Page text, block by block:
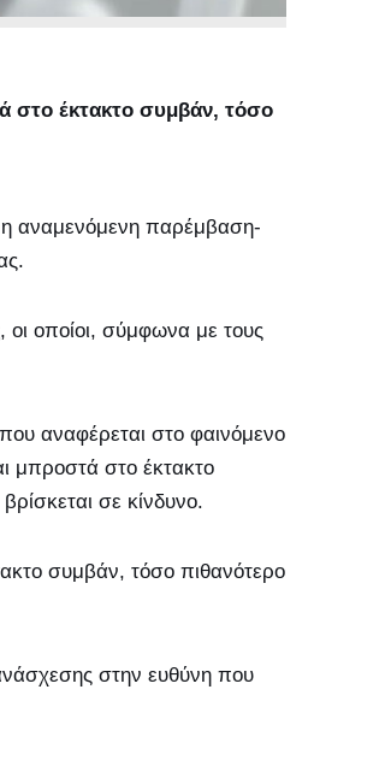
στο έκτακτο συμβάν, τόσο
η αναμενόμενη παρέμβαση-
οποίοι, σύμφωνα με τους
αναφέρεται στο φαινόμενο
μπροστά στο έκτακτο
σε κίνδυνο.
συμβάν, τόσο πιθανότερο
στην ευθύνη που